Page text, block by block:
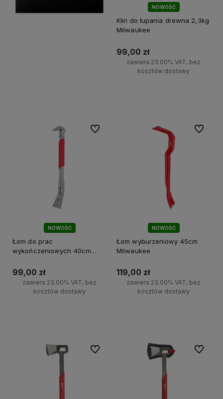
NOWOŚĆ
Klin do łupania drewna 2,3kg
Milwaukee
99,00 zł
zawiera 23.00% VAT, bez
kosztów dostawy
NOWOŚĆ
Łom do prac
wykończeniowych 40cm
99,00 zł
zawiera 23.00% VAT, bez
kosztów dostawy
Do ulubionych
NOWOŚĆ
Łom wyburzeniowy 45cm
Milwaukee
119,00 zł
zawiera 23.00% VAT, bez
kosztów dostawy
Do
Do ulubionych Do